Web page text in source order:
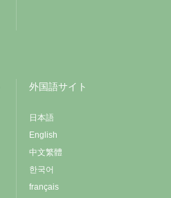
外国語サイト
日本語
English
中文繁體
한국어
français